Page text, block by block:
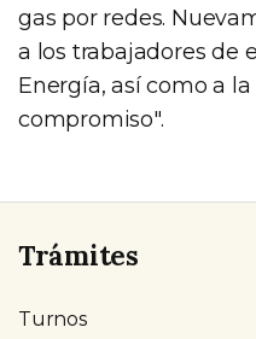
gas por redes.
a los trabajadores de
Energía, así como a
compromiso".
Trámites
Turnos